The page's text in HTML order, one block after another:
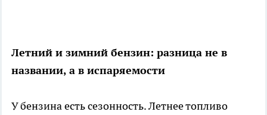
Летний и зимний бензин: разница не в
названии, а в испаряемости
У бензина есть сезонность. Летнее топливо